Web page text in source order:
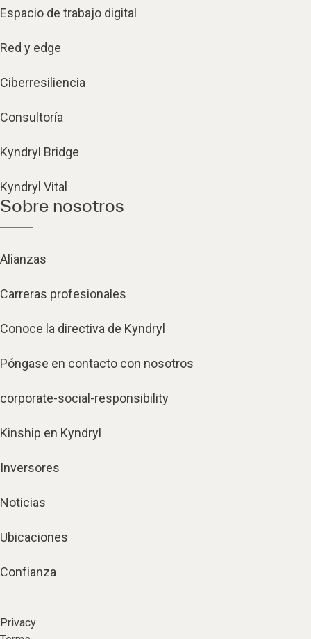
Espacio de trabajo digital
Red y edge
Ciberresiliencia
Consultoría
Kyndryl Bridge
Kyndryl Vital
Sobre nosotros
Alianzas
Carreras profesionales
Conoce la directiva de Kyndryl
Póngase en contacto con nosotros
corporate-social-responsibility
Kinship en Kyndryl
Inversores
Noticias
Ubicaciones
Confianza
Privacy